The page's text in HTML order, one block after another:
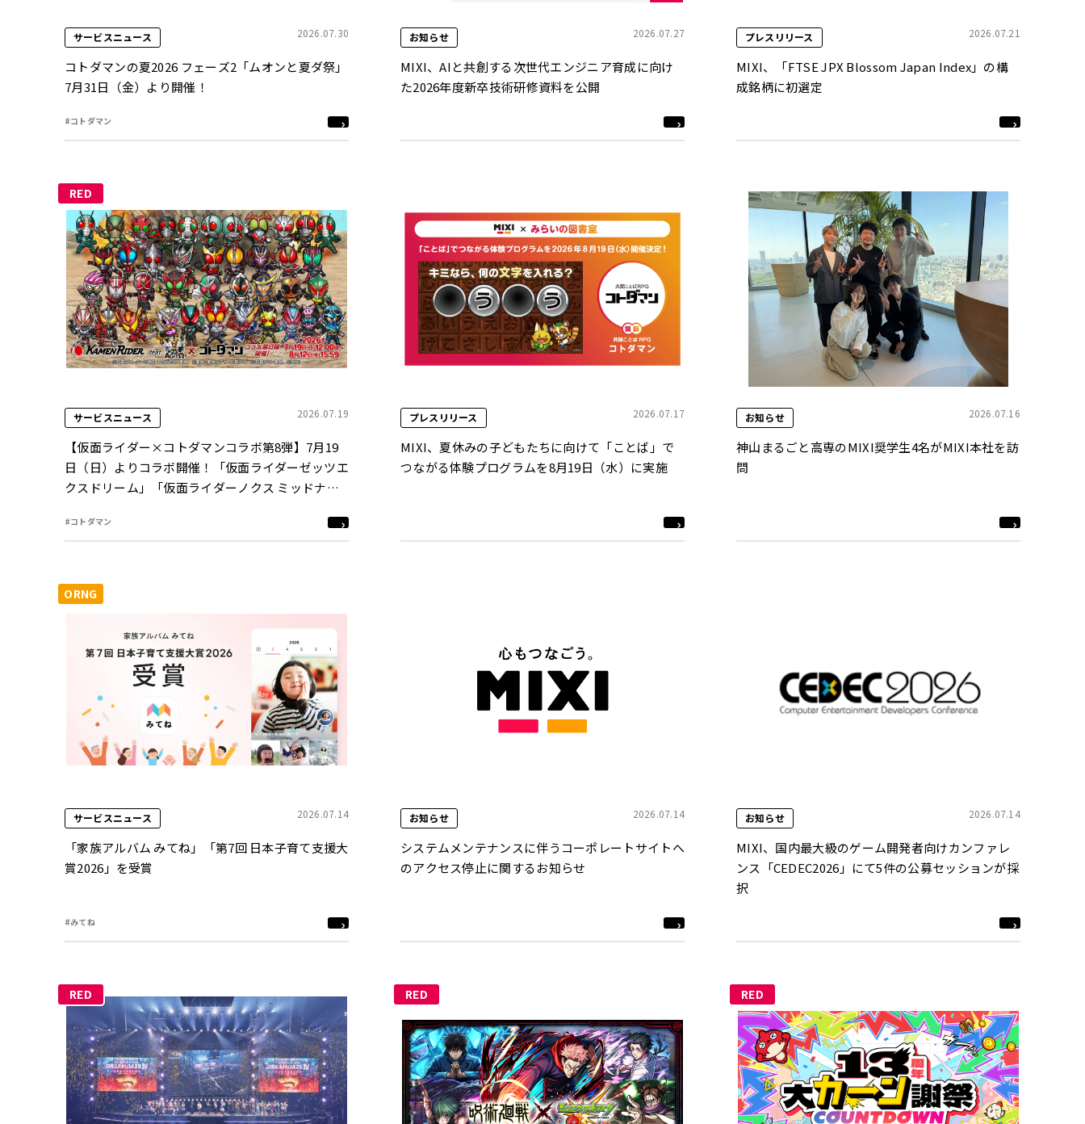
サービスニュース 2026.07.30
コトダマンの夏2026 フェーズ2「ムオンと夏ダ祭」
7月31日（金）より開催！
#コトダマン
お知らせ 2026.07.27
MIXI、AIと共創する次世代エンジニア育成に向け
た2026年度新卒技術研修資料を公開
プレスリリース 2026.07.21
MIXI、「FTSE JPX Blossom Japan Index」の構
成銘柄に初選定
RED
サービスニュース 2026.07.19
【仮面ライダー×コトダマンコラボ第8弾】7月19
日（日）よりコラボ開催！「仮面ライダーゼッツエ
クスドリーム」「仮面ライダーノクス ミッドナイ
ラボに最速登場！
#コトダマン
プレスリリース 2026.07.17
MIXI、夏休みの子どもたちに向けて「ことば」で
つながる体験プログラムを8月19日（水）に実施
お知らせ 2026.07.16
神山まるごと高専のMIXI奨学生4名がMIXI本社を訪
問
ORNG
サービスニュース 2026.07.14
「家族アルバム みてね」「第7回 日本子育て支援大
賞2026」を受賞
#みてね
お知らせ 2026.07.14
システムメンテナンスに伴うコーポレートサイトへ
のアクセス停止に関するお知らせ
お知らせ 2026.07.14
MIXI、国内最大級のゲーム開発者向けカンファレ
ンス「CEDEC2026」にて5件の公募セッションが採
択
RED RED RED